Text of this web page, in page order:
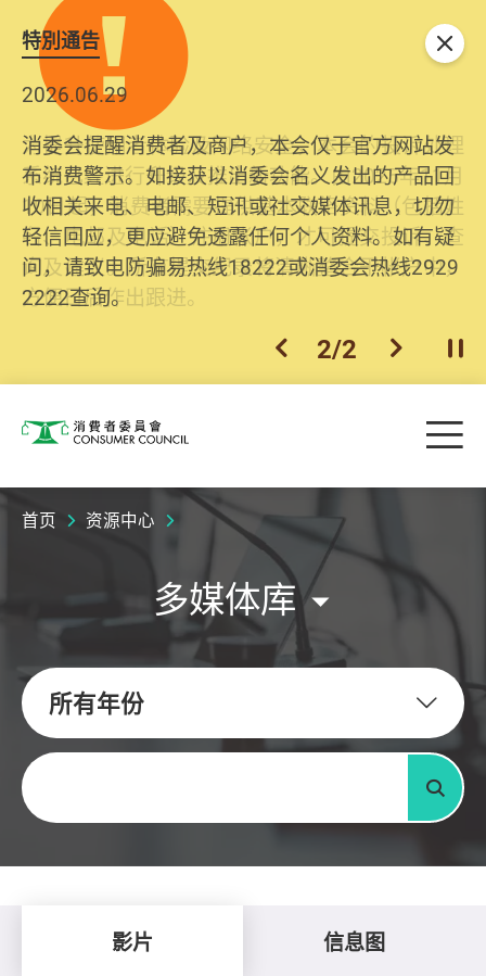
特別通告
2026.06.29
消委会提醒消费者及商户，本会仅于官方网站发
布消费警示。如接获以消委会名义发出的产品回
收相关来电、电邮、短讯或社交媒体讯息，切勿
轻信回应，更应避免透露任何个人资料。如有疑
问，请致电防骗易热线18222或消委会热线2929
2222查询。
2025.10.31
为提升使用者体验及网络安全，本会的投诉处理
系统已经进行升级及推出新功能。由2025年11月
10日起，消费者需要提供基本联络资料（包括姓
名、电邮及电话）注册帐户，才可提交投诉、查
询及建议。所有提交纪录将清晰整合于帐户中，
方便日后作出跟进。
上一个
2/2 下一个开
关闭
消费者委员会 目
首页 资源中心
多媒体库
所有年份
关键字
搜寻
影片 信息图